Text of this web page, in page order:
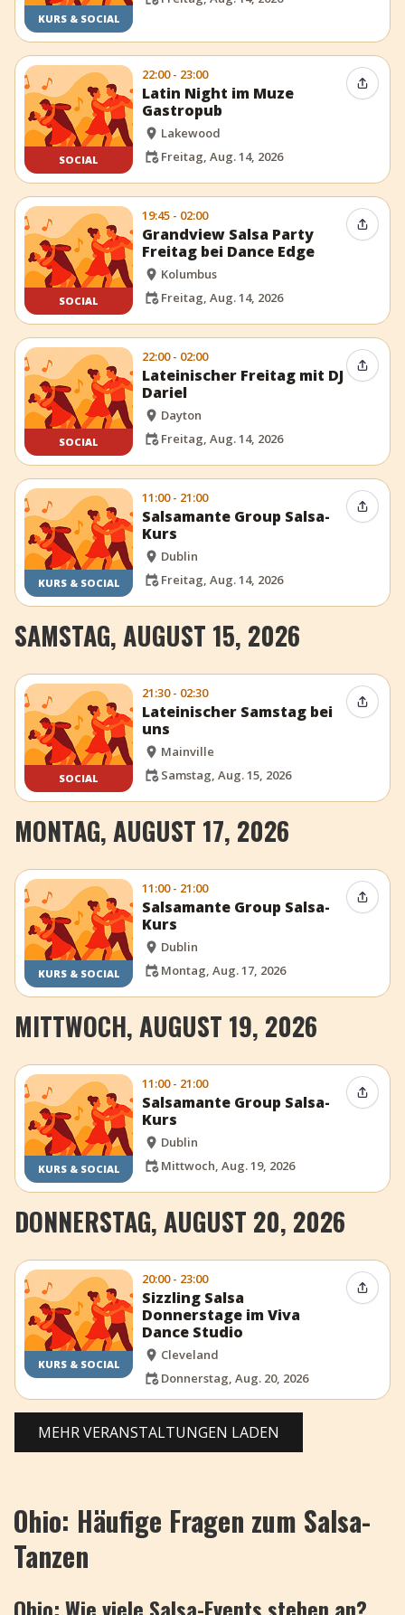
KURS & SOCIAL
SOCIAL
22:00 - 23:00
Latin Night im Muze
Gastropub
Lakewood
Freitag, Aug. 14, 2026
Event
SOCIAL
19:45 - 02:00
Grandview Salsa Party
Freitag bei Dance Edge
Kolumbus
Freitag, Aug. 14, 2026
Event
SOCIAL
22:00 - 02:00
Lateinischer Freitag mit DJ
Dariel
Dayton
Freitag, Aug. 14, 2026
Event
KURS & SOCIAL
11:00 - 21:00
Salsamante Group Salsa-
Kurs
Dublin
Freitag, Aug. 14, 2026
Event
SAMSTAG, AUGUST 15, 2026
SOCIAL
21:30 - 02:30
Lateinischer Samstag bei
uns
Mainville
Samstag, Aug. 15, 2026
Event
MONTAG, AUGUST 17, 2026
KURS & SOCIAL
11:00 - 21:00
Salsamante Group Salsa-
Kurs
Dublin
Montag, Aug. 17, 2026
Event
MITTWOCH, AUGUST 19, 2026
KURS & SOCIAL
11:00 - 21:00
Salsamante Group Salsa-
Kurs
Dublin
Mittwoch, Aug. 19, 2026
Event
DONNERSTAG, AUGUST 20, 2026
KURS & SOCIAL
20:00 - 23:00
Sizzling Salsa
Donnerstage im Viva
Dance Studio
Cleveland
Donnerstag, Aug. 20, 2026
Event
MEHR VERANSTALTUNGEN LADEN
Ohio: Häufige Fragen zum Salsa-
Tanzen
Ohio: Wie viele Salsa-Events stehen an?